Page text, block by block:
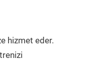
hizmet eder.